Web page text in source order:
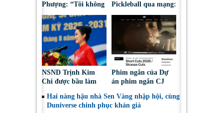
Phượng: “Tôi không
bao giờ hối hận về
những gì mình đã
chọn”
Pickleball qua mạng:
Nguy cơ bị chiếm
đoạt tài sản
NSND Trịnh Kim
Chi được bầu làm
Nghệ sĩ Sân khấu
Việt Nam
Phim ngắn của Dự
án phim ngắn CJ
tại LHP quốc tế
Toronto 2026
Hai nàng hậu nhà Sen Vàng nhập hội, cùng
Duniverse chinh phục khán giả